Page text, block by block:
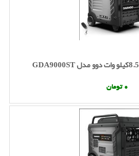
0 تومان